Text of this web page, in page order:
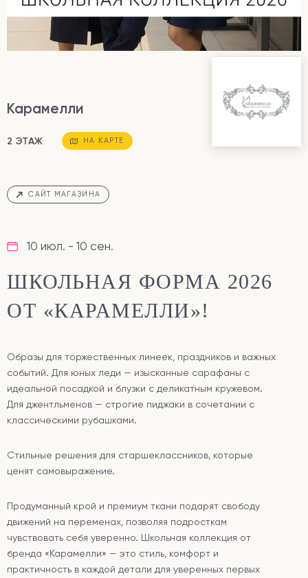
Карамелли
2 ЭТАЖ НА КАРТЕ
САЙТ МАГАЗИНА
10 июл. - 10 сен.
ШКОЛЬНАЯ ФОРМА 2026
ОТ «КАРАМЕЛЛИ»!
Образы для торжественных линеек, праздников и важных
событий. Для юных леди — изысканные сарафаны с
идеальной посадкой и блузки с деликатным кружевом.
Для джентльменов — строгие пиджаки в сочетании с
классическими рубашками.
Стильные решения для старшеклассников, которые
ценят самовыражение.
Продуманный крой и премиум ткани подарят свободу
движений на переменах, позволяя подросткам
чувствовать себя уверенно. Школьная коллекция от
бренда «Карамелли» — это стиль, комфорт и
практичность в каждой детали для уверенных первых